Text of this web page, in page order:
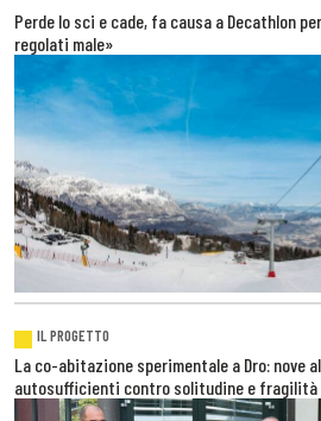
Perde lo sci e cade, fa causa a Decathlon
regolati male»
IL PROGETTO
La co-abitazione sperimentale a Dro: nove
autosufficienti contro solitudine e fragilità